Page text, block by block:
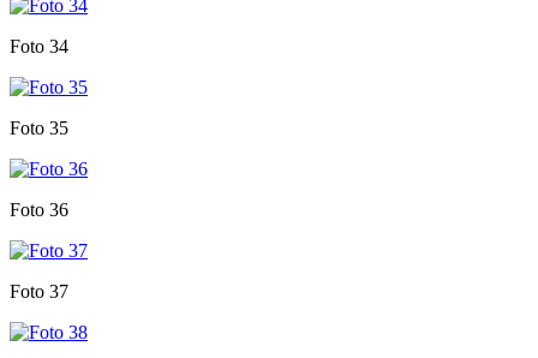
Foto 34
Foto 35
Foto 36
Foto 37